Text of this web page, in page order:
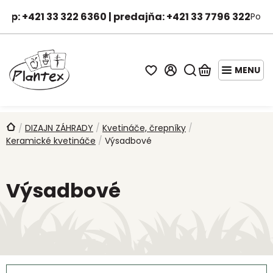
obsah
+421 33 322 6360 | predajňa: +421 33 7796 322Po-
Hľadať
Nákupný
košík
PACKY
AKCIE
OVOCNÉ
OVOCIE
Domov
/ DIZAJN ZÁHRADY / Kvetináče, črepníky /
Keramické kvetináče / Výsadbové
Výsadbové